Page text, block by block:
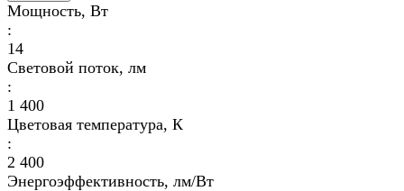
Мощность, Вт
:
14
Световой поток, лм
:
1 400
Цветовая температура, К
:
2 400
Энергоэффективность, лм/Вт